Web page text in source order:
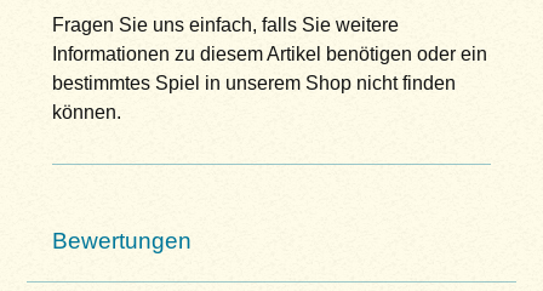
Fragen Sie uns einfach, falls Sie weitere
Informationen zu diesem Artikel benötigen oder ein
bestimmtes Spiel in unserem Shop nicht finden
können.
Bewertungen